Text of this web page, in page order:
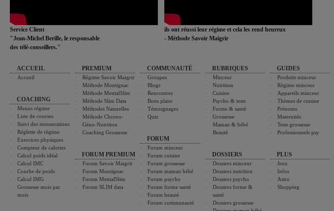
Service Client
"Jean-Michel Berille, le responsable
des télé-conseillers."
ils ont réussi leur régime et cela les rend heureux
- Méthode Savoir Maigrir
ACCUEIL
Accueil
COACHING
Menus régime
Liste de courses
Suivi des mensurations
Réglette de régime
Exercices physiques
Compteur de calories
Calcul poids idéal
Calcul IMC
Courbe de poids
Calcul IMG
Grossesse mois par
mois
PREMIUM
Régime Savoir Maigrir
Méthode Montignac
Méthode MentalSlim
Méthode Slim Data
Méthodes Naturelles
Méthode Chrono-
Géno-Nutrition
Coaching Grossesse
FORUM PREMIUM
Forum Savoir Maigrir
Forum Montignac
Forum MentalSlim
Forum SLIM data
COMMUNAUTÉ
Groupes
Blogs
Rencontres
Bons plans
Témoignages
Quiz
FORUM
Forum minceur
Forum cuisine
Forum grossesse
Forum maman bébé
Forum psycho
Forum forme santé
Forum beauté
Forum communauté
RUBRIQUES
Minceur
Nutrition
Cuisine
Psycho & tests
Forme & santé
Grossesse
Maman & bébé
Beauté
DOSSIERS
Dossiers minceur
Dossiers nutrition
Dossiers psycho
Dossiers forme &
santé
Dossiers grossesse
GUIDES
Produits minceur
Régime minceur
Appareils minceur
Thèmes de cuisine
Prénoms
Maternités
Tests grossesse
Professionnels psy
PLUS
Jeux
Infos
Astro
Shopping